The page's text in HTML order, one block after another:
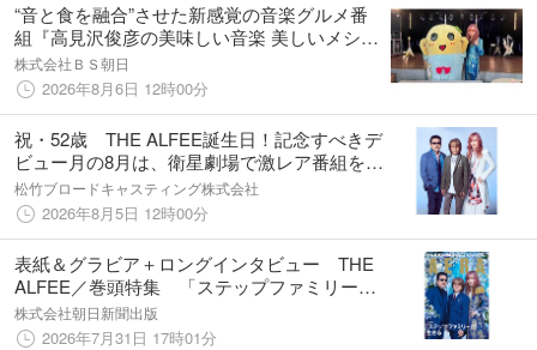
“音と食を融合”させた新感覚の音楽グルメ番
組『高見沢俊彦の美味しい音楽 美しいメシ』
８月は新浜レオン・モナキら注目のゲストが
続々！！ 船橋市非公認ご当地キャラ・ふなっ
しーからはコメントも！
株式会社ＢＳ朝日
2026年8月6日 12時00分
祝・52歳 THE ALFEE誕生日！記念すべきデ
ビュー月の8月は、衛星劇場で激レア番組を
CS初放送！「＜14ヶ月連続＞THE ALFEE ラ
イブ・セレクション」
松竹ブロードキャスティング株式会社
2026年8月5日 12時00分
表紙＆グラビア＋ロングインタビュー THE
ALFEE／巻頭特集 「ステップファミリー」
で生きる／Mrs. GREEN APPLEライブレポ
株式会社朝日新聞出版
2026年7月31日 17時01分